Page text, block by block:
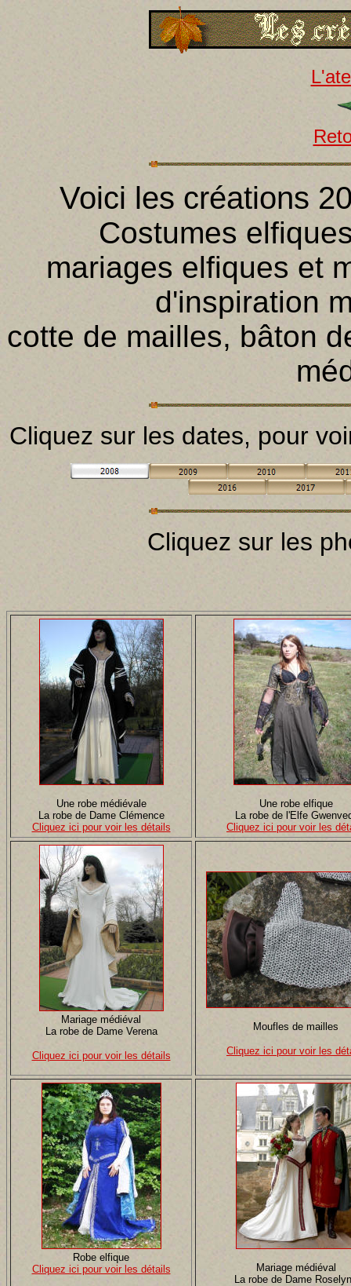
Voici les créations
Costumes
mariages elfiques et
d'inspiration
cotte de mailles, bâton
Cliquez sur les dates, pour
Cliquez sur les
Une robe médiévale
La robe de Dame Clémence
Cliquez ici pour voir les détails
Une robe elfique
La robe de l'Elfe
Cliquez ici pour voir les
Mariage médiéval
La robe de Dame Verena
Cliquez ici pour voir les détails
Moufles de mailles
Cliquez ici pour voir les
Robe elfique
Cliquez ici pour voir les détails
Mariage médiéval
La robe de Dame